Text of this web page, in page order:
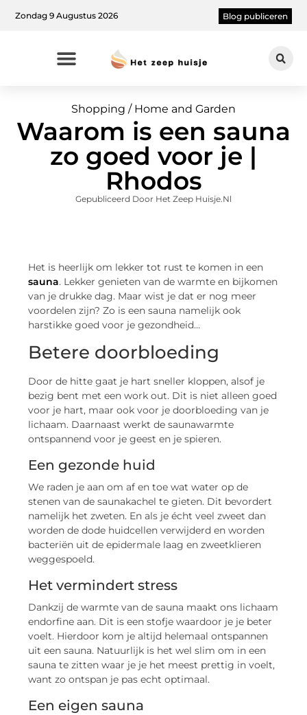
Zondag 9 Augustus 2026 Blog publiceren
Shopping / Home and Garden
Waarom is een sauna
zo goed voor je |
Rhodos
Gepubliceerd Door Het Zeep Huisje.nl
Het is heerlijk om lekker tot rust te komen in een
sauna. Lekker genieten van de warmte en bijkomen
van je drukke dag. Maar wist je dat er nog meer
voordelen zijn? Zo is een sauna namelijk ook
harstikke goed voor je gezondheid…
Betere doorbloeding
Door de hitte gaat je hart sneller kloppen, alsof je
bezig bent met een work out. Dit is niet alleen goed
voor je hart, maar ook voor je doorbloeding van je
lichaam. Daarnaast werkt de saunawarmte
ontspannend voor je geest en je spieren.
Een gezonde huid
We raden je aan om af en toe wat water op de
stenen van de saunakachel te gieten. Dit bevordert
namelijk het zweten. En als je écht veel zweet dan
worden de dode huidcellen verwijderd en worden
bacteriën uit de epidermale laag en zweetklieren
weggespoeld.
Het vermindert stress
Dankzij de warmte van de sauna maakt ons lichaam
endorfine aan. Dit is een stofje waardoor je je beter
voelt. Hierdoor kom je altijd helemaal ontspannen
uit een sauna. Natuurlijk is het wel slim om in een
sauna te zitten waar je je het meest prettig in voelt,
want zo ontspan je pas echt optimaal.
Een eigen sauna